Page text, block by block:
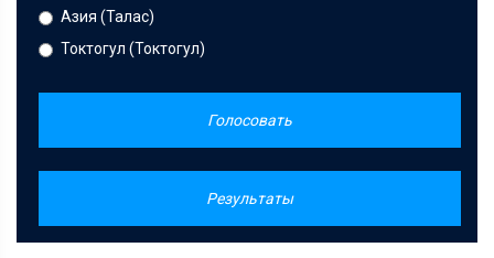
Азия (Талас)
Токтогул (Токтогул)
Голосовать
Результаты